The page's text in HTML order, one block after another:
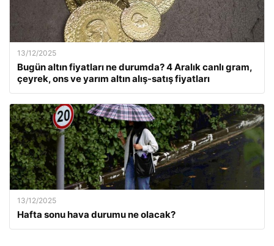
13/12/2025
Bugün altın fiyatları ne durumda? 4 Aralık canlı gram,
çeyrek, ons ve yarım altın alış-satış fiyatları
13/12/2025
Hafta sonu hava durumu ne olacak?